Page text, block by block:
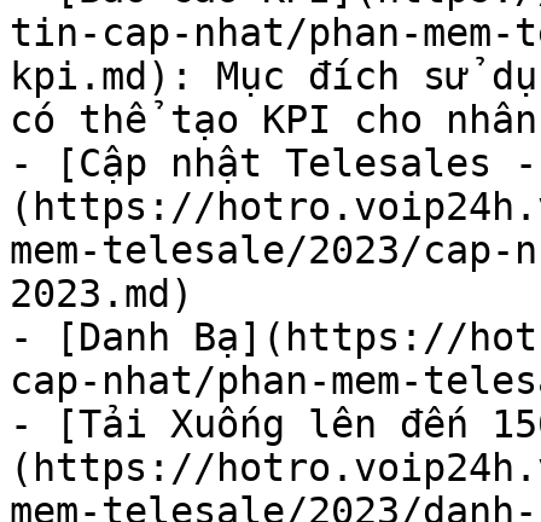
tin-cap-nhat/phan-
kpi.md): Mục đích sử
có thể tạo KPI cho
- [Cập nhật Telesales
(https://
mem-telesale/2023/
2023.md)
- [Danh Bạ](https://
cap-nhat/phan-mem-
- [Tải Xuống lên đến
(https://
mem-telesale/2023/